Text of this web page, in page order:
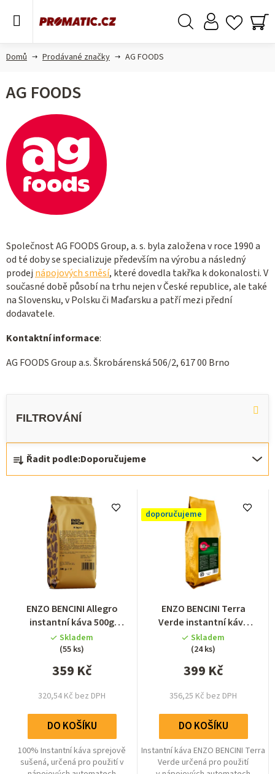
Domů Prodávané značky AG FOODS
AG FOODS
Společnost AG FOODS Group, a. s. byla založena v roce 1990 a
od té doby se specializuje především na výrobu a následný
prodej nápojových směsí, které dovedla takřka k dokonalosti. V
současné době působí na trhu nejen v České republice, ale také
na Slovensku, v Polsku či Maďarsku a patří mezi přední
dodavatele.
Kontaktní informace:
AG FOODS Group a.s. Škrobárenská 506/2, 617 00 Brno
Ř
a
Řadit podle:Doporučujeme
ENZO BENCINI Allegro
instantní káva 500g
(spray dried)
Skladem
(55 ks)
320,54 Kč bez DPH
359 Kč
DO KOŠÍKU
100% Instantní káva sprejově
sušená, určená pro použití v
doporučujeme
ENZO BENCINI Terra
Verde instantní káva
500g (freeze dried)
Skladem
(24 ks)
356,25 Kč bez DPH
399 Kč
DO KOŠÍKU
Instantní káva ENZO BENCINI Terra
Verde určená pro použití